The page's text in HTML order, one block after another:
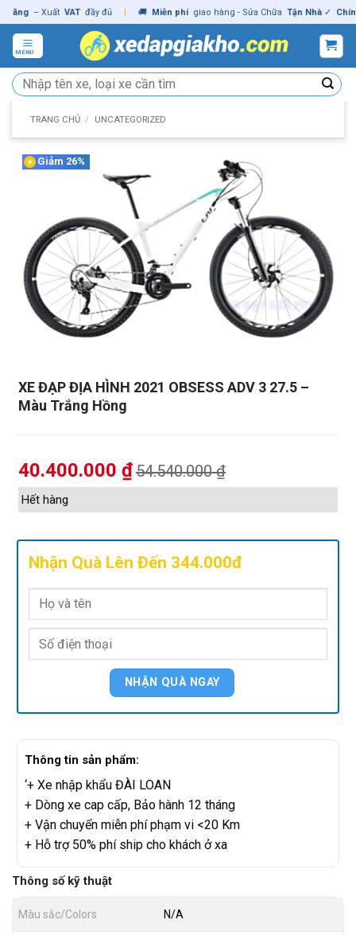
Skip
to
content
– Xuất VAT đầy đủ | 🚚 Miễn phí giao hàng - Sửa Chữa Tận Nhà ✓ Chính
MENU
Tìm
kiếm:
TRANG CHỦ / UNCATEGORIZED
XE ĐẠP ĐỊA HÌNH 2021 OBSESS ADV 3 27.5 –
Màu Trắng Hồng
Giảm 26%
40.400.000 ₫54.540.000₫
Hết hàng
Nhận Quà Lên Đến 344.000đ
Thông tin sản phẩm:
‘+ Xe nhập khẩu ĐÀI LOAN
+ Dòng xe cap cấp, Bảo hành 12 tháng
+ Vận chuyển miễn phí phạm vi <20 Km
+ Hỗ trợ 50% phí ship cho khách ở xa
Thông số kỹ thuật
Màu sắc/Colors N/A